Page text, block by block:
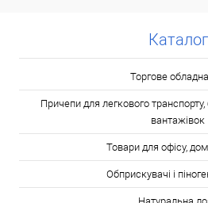
Каталог
Торгове
Причепи для легкового
вантажівок
Товари для офісу,
Обприскувачі і